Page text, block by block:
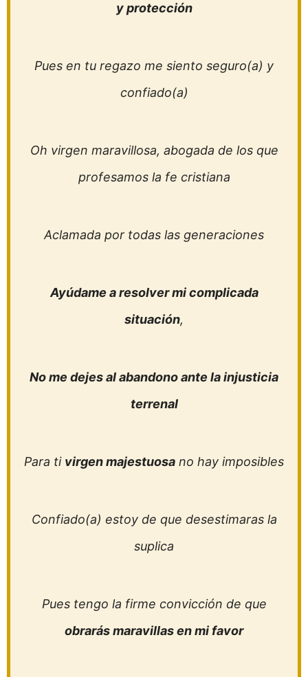
y protección
Pues en tu regazo me siento seguro(a) y
confiado(a)
Oh virgen maravillosa, abogada de los que
profesamos la fe cristiana
Aclamada por todas las generaciones
Ayúdame a resolver mi complicada
situación,
No me dejes al abandono ante la injusticia
terrenal
Para ti virgen majestuosa no hay imposibles
Confiado(a) estoy de que desestimaras la
suplica
Pues tengo la firme convicción de que
obrarás maravillas en mi favor